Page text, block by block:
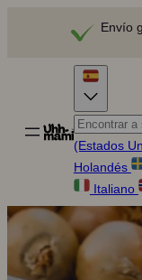
Envío
(Estados
Holandés
Italiano